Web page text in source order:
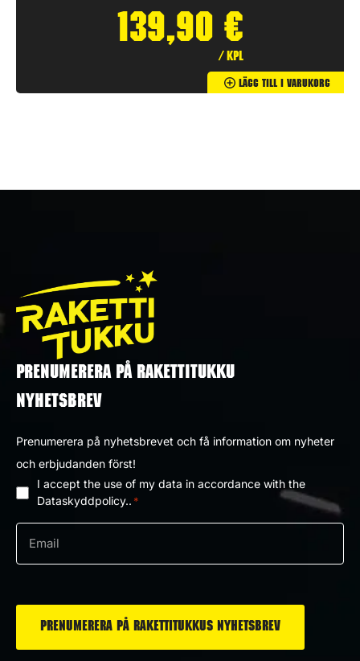
139,90 €
/ kpl
Lägg Till I Varukorg
PRENUMERERA PÅ RAKETTITUKKU
NYHETSBREV
Prenumerera på nyhetsbrevet och få information om nyheter
och erbjudanden först!
Dataskyddpolicy
*
I accept the use of my data in accordance with the
Dataskyddpolicy.. *
post